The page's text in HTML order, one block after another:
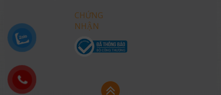
CHỨNG
NHẬN